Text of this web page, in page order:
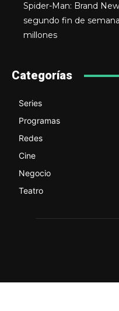
Spider-Man: Brand
segundo fin de
millones
Categorías
Series
Programas
Redes
Cine
Negocio
Teatro